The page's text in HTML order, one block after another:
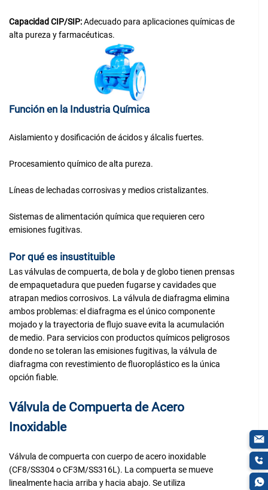
Capacidad CIP/SIP:Adecuado para aplicaciones químicas de
alta pureza y farmacéuticas.
Función en la Industria Química
Aislamiento y dosificación de ácidos y álcalis fuertes.
Procesamiento químico de alta pureza.
Líneas de lechadas corrosivas y medios cristalizantes.
Sistemas de alimentación química que requieren cero
emisiones fugitivas.
Por qué es insustituible
Las válvulas de compuerta, de bola y de globo tienen prensas
de empaquetadura que pueden fugarse y cavidades que
atrapan medios corrosivos. La válvula de diafragma elimina
ambos problemas: el diafragma es el único componente
mojado y la trayectoria de flujo suave evita la acumulación
de medio. Para servicios con productos químicos peligrosos
donde no se toleran las emisiones fugitivas, la válvula de
diafragma con revestimiento de fluoroplástico es la única
opción fiable.
Válvula de Compuerta de Acero
Inoxidable
Válvula de compuerta con cuerpo de acero inoxidable
(CF8/SS304 o CF3M/SS316L). La compuerta se mueve
linealmente hacia arriba y hacia abajo. Se utiliza